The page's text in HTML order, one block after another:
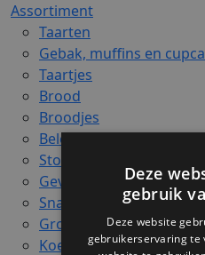
Assortiment
Taarten
Gebak, muffins en
Taartjes
Brood
Broodjes
Belegde broodjes
Stoeten
Gevuld brood
Snacks
Grote koeken
Koekjes
Deze
gebruik
Deze website
gebruikerservaring te